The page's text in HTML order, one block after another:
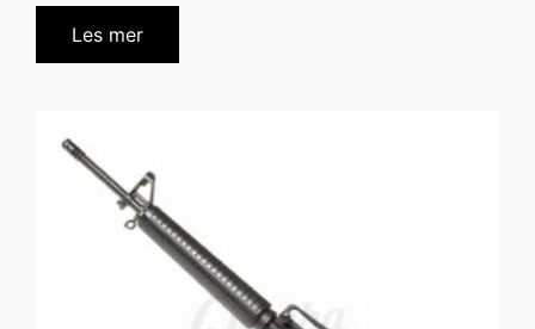
Les mer